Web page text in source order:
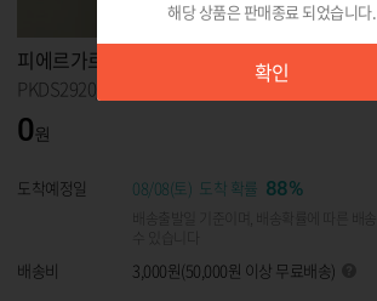
해당 상품은 판매종료 되었습니다.
확인